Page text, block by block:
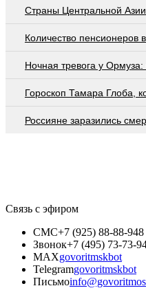
Страны Центральной
Количество пенсионеров
Ночная тревога у
Гороскоп Тамара Глоба,
Россияне заразились
Связь с эфиром
СМС+7 (925) 88-88-948
Звонок+7 (495) 73-73-
MAXgovoritmskbot
Telegramgovoritmskbot
Письмо